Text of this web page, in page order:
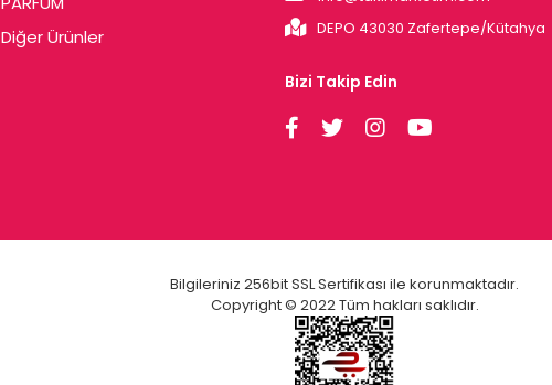
Diğer Ürünler
DEPO 43030 Zafertepe/Kütahya
Bizi Takip Edin
Bilgileriniz 256bit SSL Sertifikası ile korunmaktadır.
Copyright © 2022 Tüm hakları saklıdır.